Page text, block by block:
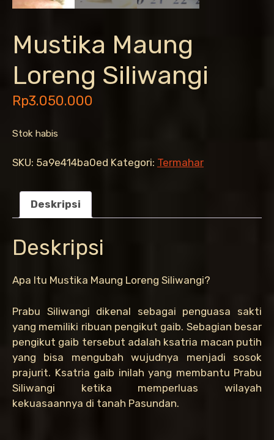
Mustika Maung
Loreng Siliwangi
Rp3.050.000
Stok habis
SKU: 5a9e414ba0ed Kategori: Termahar
Deskripsi
Deskripsi
Apa Itu Mustika Maung Loreng Siliwangi?
Prabu Siliwangi dikenal sebagai penguasa sakti
yang memiliki ribuan pengikut gaib. Sebagian besar
pengikut gaib tersebut adalah ksatria macan putih
yang bisa mengubah wujudnya menjadi sosok
prajurit. Ksatria gaib inilah yang membantu Prabu
Siliwangi ketika memperluas wilayah
kekuasaannya di tanah Pasundan.